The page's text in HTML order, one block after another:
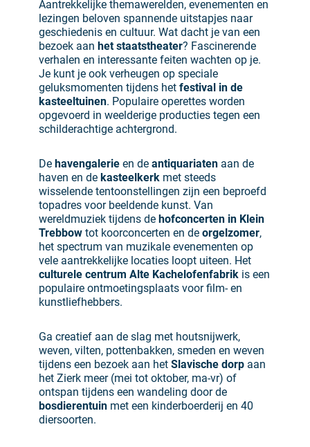
Aantrekkelijke themawerelden, evenementen en
lezingen beloven spannende uitstapjes naar
geschiedenis en cultuur. Wat dacht je van een
bezoek aan het staatstheater? Fascinerende
verhalen en interessante feiten wachten op je.
Je kunt je ook verheugen op speciale
geluksmomenten tijdens het festival in de
kasteeltuinen. Populaire operettes worden
opgevoerd in weelderige producties tegen een
schilderachtige achtergrond.
De havengalerie en de antiquariaten aan de
haven en de kasteelkerk met steeds
wisselende tentoonstellingen zijn een beproefd
topadres voor beeldende kunst. Van
wereldmuziek tijdens de hofconcerten in Klein
Trebbow tot koorconcerten en de orgelzomer,
het spectrum van muzikale evenementen op
vele aantrekkelijke locaties loopt uiteen. Het
culturele centrum Alte Kachelofenfabrik is een
populaire ontmoetingsplaats voor film- en
kunstliefhebbers.
Ga creatief aan de slag met houtsnijwerk,
weven, vilten, pottenbakken, smeden en weven
tijdens een bezoek aan het Slavische dorp aan
het Zierk meer (mei tot oktober, ma-vr) of
ontspan tijdens een wandeling door de
bosdierentuin met een kinderboerderij en 40
diersoorten.